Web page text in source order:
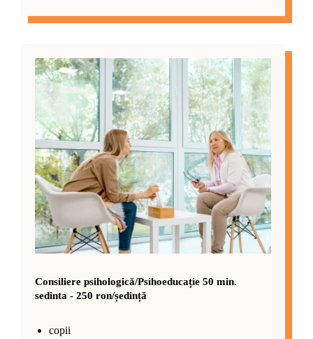
Consiliere psihologică/Psihoeducație 50 min.
sedinta - 250 ron/ședință
copii